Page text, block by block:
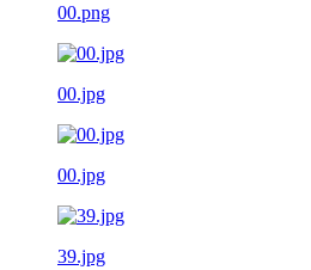
00.png
00.jpg
00.jpg
39.jpg